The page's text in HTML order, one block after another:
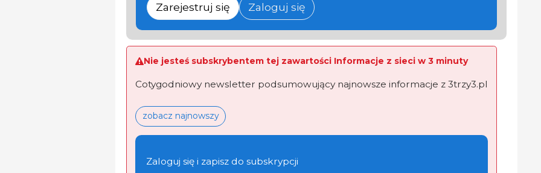
Zarejestruj się Zaloguj się
Nie jesteś subskrybentem tej zawartości Informacje z sieci w 3 minuty
Cotygodniowy newsletter podsumowujący najnowsze informacje z 3trzy3.pl
zobacz najnowszy
Zaloguj się i zapisz do subskrypcji